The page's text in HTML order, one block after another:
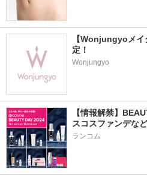
【Wonjungyoメ
定！
Wonjungyo
【情報解禁】
スコスファンデな
ランコム